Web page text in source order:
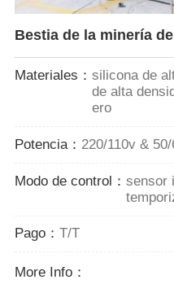
Bestia de la minería
Materiales： silicona de
de alta
ero
Potencia： 220/110v &
Modo de control： sensor
Pago： T/T
More Info：